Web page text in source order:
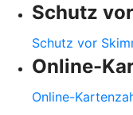
Schutz
Schutz vor
Online-
Online-